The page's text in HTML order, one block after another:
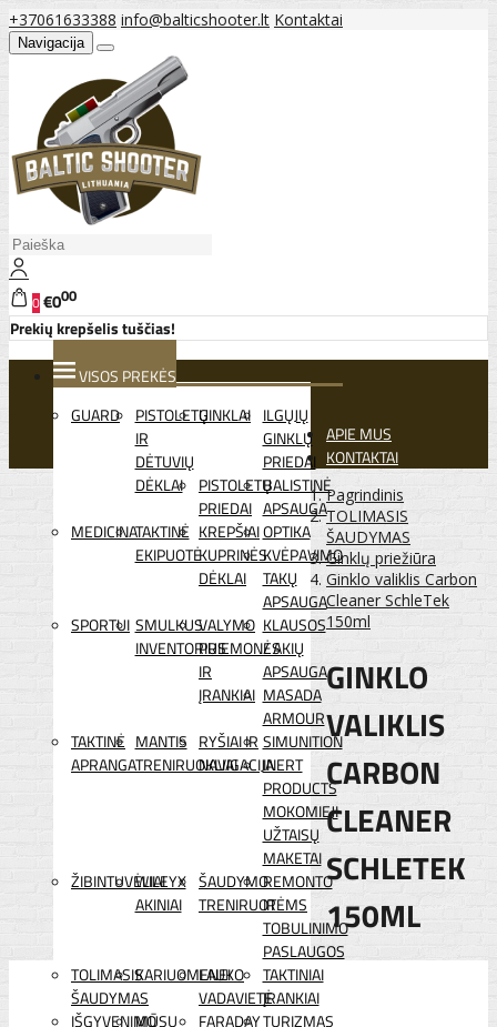
+37061633388 info@balticshooter.lt Kontaktai
Navigacija
0€000
Prekių krepšelis tuščias!
VISOS PREKĖS
GUARD
PISTOLETŲ
IR
DĖTUVIŲ
DĖKLAI
GINKLAI ILGŲJŲ
GINKLŲ
PRIEDAI
PISTOLETŲ
PRIEDAI
BALISTINĖ
APSAUGA
MEDICINATAKTINĖ
EKIPUOTĖ
KREPŠIAI
KUPRINĖS
DĖKLAI
OPTIKA
KVĖPAVIMO
TAKŲ
APSAUGA
SPORTUI SMULKUS
INVENTORIUS
VALYMO
PRIEMONĖS
IR
ĮRANKIAI
KLAUSOS
/ AKIŲ
APSAUGA
MASADA
ARMOUR
TAKTINĖ
APRANGA
MANTIS
TRENIRUOKLIAI
RYŠIAI IR
NAVIGACIJA
SIMUNITION
INERT
PRODUCTS
MOKOMIEJI
UŽTAISŲ
MAKETAI
ŽIBINTUVĖLIAI
WILEYX
AKINIAI
ŠAUDYMO
TRENIRUOTĖMS
REMONTO
IR
TOBULINIMO
PASLAUGOS
TOLIMASIS
ŠAUDYMAS
KARIUOMENEI
LAUKO
VADAVIETĖ
TAKTINIAI
ĮRANKIAI
IŠGYVENIMOMŪSŲ
FARADAYTURIZMAS
APIE MUS
KONTAKTAI
Pagrindinis
TOLIMASIS
ŠAUDYMAS
Ginklų priežiūra
Ginklo valiklis Carbon
Cleaner SchleTek
150ml
GINKLO
VALIKLIS
CARBON
CLEANER
SCHLETEK
150ML